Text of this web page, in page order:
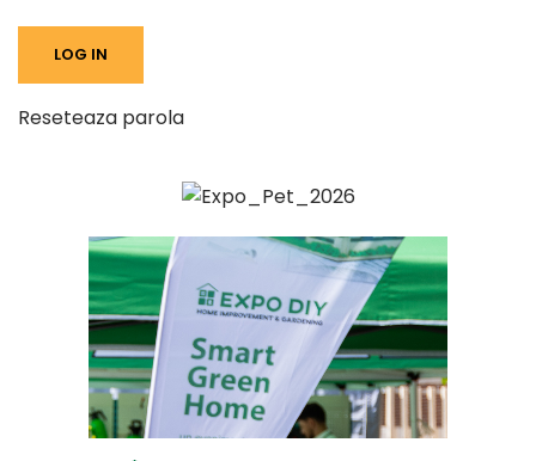
Reseteaza parola